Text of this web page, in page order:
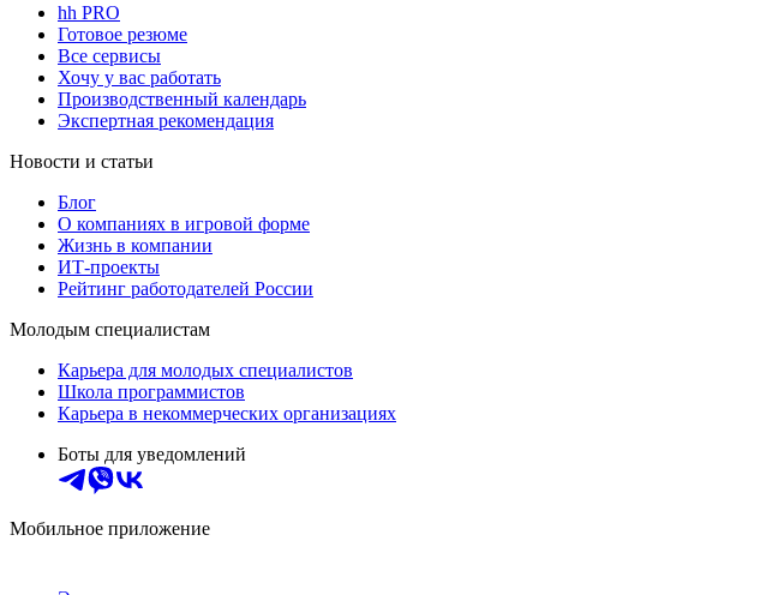
hh PRO
Готовое резюме
Все сервисы
Хочу у вас работать
Производственный календарь
Экспертная рекомендация
Новости и статьи
Блог
О компаниях в игровой форме
Жизнь в компании
ИТ-проекты
Рейтинг работодателей России
Молодым специалистам
Карьера для молодых специалистов
Школа программистов
Карьера в некоммерческих организациях
Боты для уведомлений
Мобильное приложение